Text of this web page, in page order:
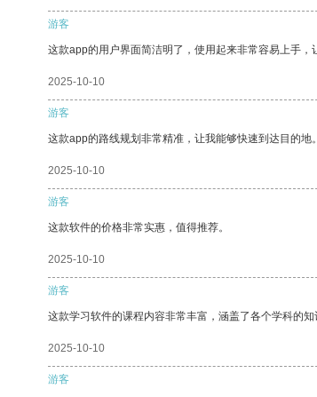
游客
这款app的用户界面简洁明了，使用起来非常容易上手，
2025-10-10
游客
这款app的路线规划非常精准，让我能够快速到达目的地。
2025-10-10
游客
这款软件的价格非常实惠，值得推荐。
2025-10-10
游客
这款学习软件的课程内容非常丰富，涵盖了各个学科的
2025-10-10
游客